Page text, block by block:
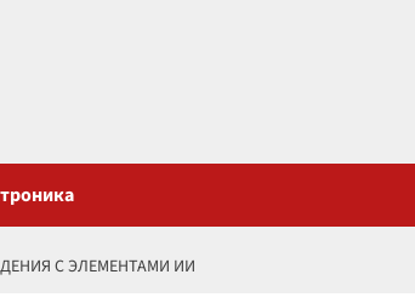
С ЭЛЕМЕНТАМИ ИИ